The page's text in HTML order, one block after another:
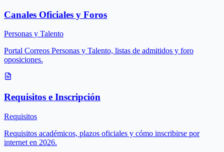
Canales Oficiales y Foros
Personas y Talento
Portal Correos Personas y Talento, listas de admitidos y foro
oposiciones.
Requisitos e Inscripción
Requisitos
Requisitos académicos, plazos oficiales y cómo inscribirse por
internet en 2026.